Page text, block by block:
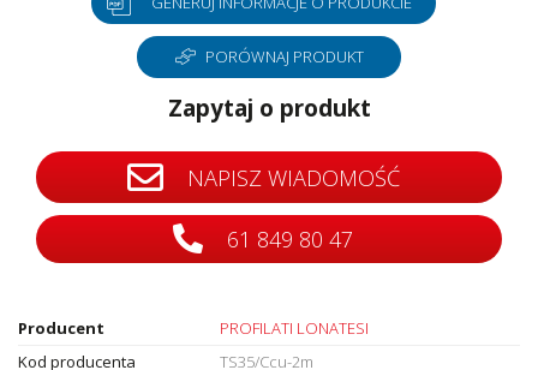
PORÓWNAJ PRODUKT
Zapytaj o produkt
NAPISZ WIADOMOŚĆ
61 849 80 47
Producent
PROFILATI LONATESI
Kod producenta
TS35/Ccu-2m